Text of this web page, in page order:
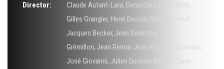
Director:
Claude Autant-Lara, Denys De La Patellière
Gilles Grangier, Henri Decoin,
Jacques Becker, Jean Delannoy
Grémillon, Jean Renoir, Jean-Paul Le Chasnois,
José Giovanni, Julien Duvivier
,